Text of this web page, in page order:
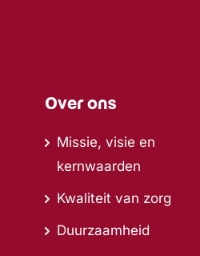
Over ons
Missie, visie en
kernwaarden
Kwaliteit van zorg
Duurzaamheid